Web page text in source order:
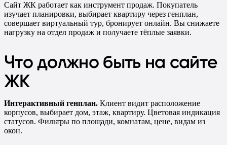
Сайт ЖК работает как инструмент продаж. Покупатель
изучает планировки, выбирает квартиру через генплан,
совершает виртуальный тур, бронирует онлайн. Вы снижаете
нагрузку на отдел продаж и получаете тёплые заявки.
Что должно быть на сайте
ЖК
Интерактивный генплан. Клиент видит расположение
корпусов, выбирает дом, этаж, квартиру. Цветовая индикация
статусов. Фильтры по площади, комнатам, цене, видам из
окон.